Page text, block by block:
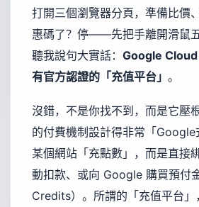
打開三個瀏覽器分頁，準備比價
惠碼了？停——先把手離開滑鼠五
聽我說句大實話： Google
有官方認證的「充值平台」 。
沒錯，不是你找不到，而是它壓
的付費機制設計得非常「
某個網站「充點數」，而是直接
動扣款、或向 Google 購買預付
Credits）。所謂的「充值平台」